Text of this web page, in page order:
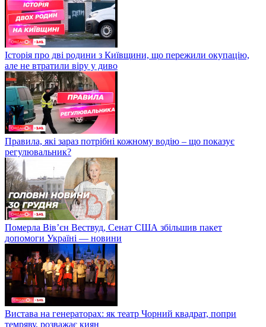
Історія про дві родини з Київщини, що пережили окупацію,
але не втратили віру у диво
Правила, які зараз потрібні кожному водію – що показує
регулювальник?
Померла Вівʼєн Вествуд, Сенат США збільшив пакет
допомоги Україні — новини
Вистава на генераторах: як театр Чорний квадрат, попри
темряву, розважає киян